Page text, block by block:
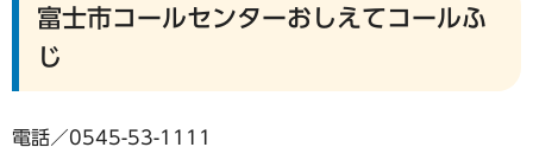
富士市コールセンターおしえてコールふ
じ
電話／0545-53-1111